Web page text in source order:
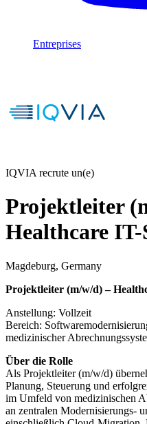
Entreprises
IQVIA recrute un(e)
Projektleiter
Healthcare IT-
Magdeburg, Germany
Projektleiter (m/w/d) –
Anstellung: Vollzeit
Bereich:
medizinischer
Über die Rolle
Als Projektleiter (m/w/d)
Planung, Steuerung und
im Umfeld von medizinischen
an zentralen Modernisierungs-